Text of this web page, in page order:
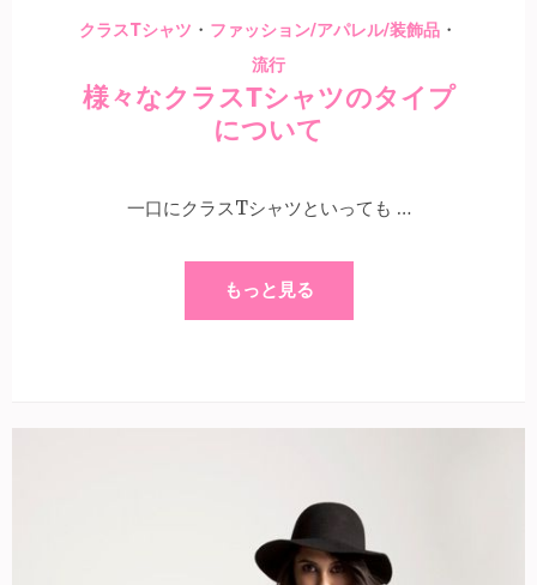
クラスTシャツ ・ ファッション/アパレル/装飾品 ・
流行
様々なクラスTシャツのタイプ
について
一口にクラスTシャツといっても …
もっと見る